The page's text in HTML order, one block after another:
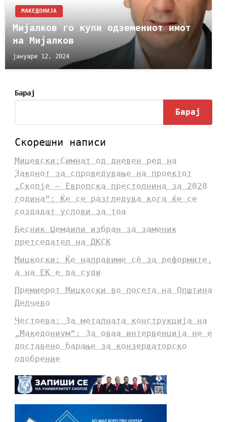
МАКЕДОНИЈА
Мијалков го купи одземениот имот
на Мијалков
јануари 12, 2024
Барај
Барај
Скорешни написи
Мицевски:Симнат од дневен ред на
Законот за спроведување на проектот
„Скопје – Европска престолнина за 2028
година“: Ќе се разгледува кога ќе се
создадат услови за тоа
Бесник Џемаили избран за заменик
претседател на ДКСК
Мицкоски: Ќе направиме сè за реформите,
а на ЕК е да суди
Премиерот Мицкоски во посета на Општина
Делчево
Честоева: За металната конструкција на
„Македониум“: За оваа интервенција не е
доставено барање за конзерваторско
одобрение